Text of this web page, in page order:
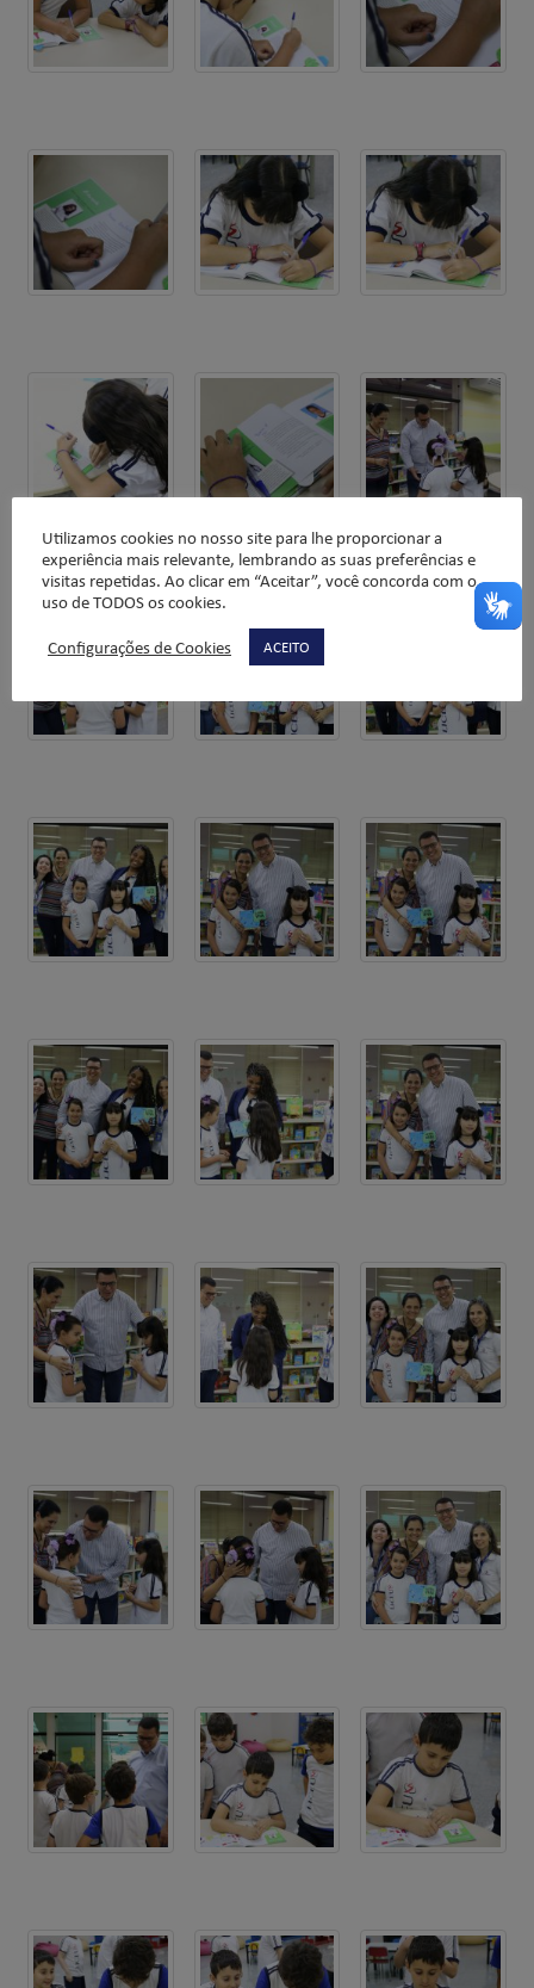
Utilizamos cookies no nosso site para lhe proporcionar a
experiência mais relevante, lembrando as suas preferências e
visitas repetidas. Ao clicar em “Aceitar”, você concorda com o
uso de TODOS os cookies.
Configurações de Cookies
ACEITO